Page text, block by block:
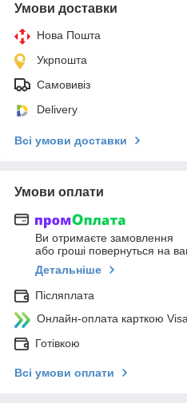
Умови доставки
Нова Пошта
Укрпошта
Самовивіз
Delivery
Всі умови доставки
Умови оплати
Ви отримаєте замовлення
або гроші повернуться на
Детальніше
Післяплата
Онлайн-оплата карткою
Готівкою
Всі умови оплати